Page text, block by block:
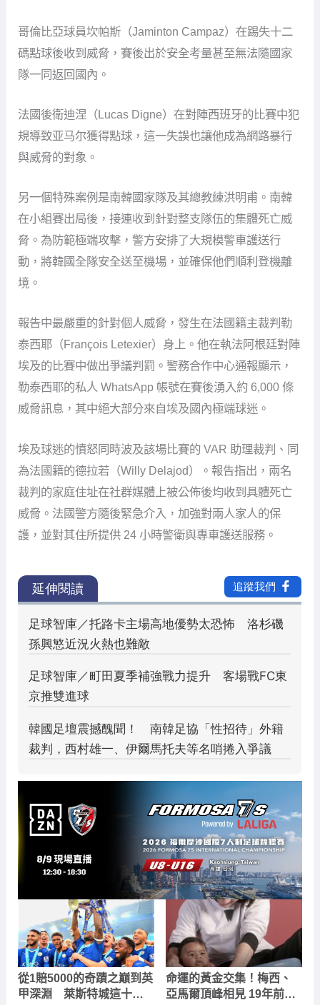
哥倫比亞球員坎帕斯（Jaminton Campaz）在踢失十二
碼點球後收到威脅，賽後出於安全考量甚至無法隨國家
隊一同返回國內。
法國後衛迪涅（Lucas Digne）在對陣西班牙的比賽中犯
規導致亚马尔獲得點球，這一失誤也讓他成為網路暴行
與威脅的對象。
另一個特殊案例是南韓國家隊及其總教練洪明甫。南韓
在小組賽出局後，接連收到針對整支隊伍的集體死亡威
脅。為防範極端攻擊，警方安排了大規模警車護送行
動，將韓國全隊安全送至機場，並確保他們順利登機離
境。
報告中最嚴重的針對個人威脅，發生在法國籍主裁判勒
泰西耶（François Letexier）身上。他在執法阿根廷對陣
埃及的比賽中做出爭議判罰。警務合作中心通報顯示，
勒泰西耶的私人 WhatsApp 帳號在賽後湧入約 6,000 條
威脅訊息，其中絕大部分來自埃及國內極端球迷。
埃及球迷的憤怒同時波及該場比賽的 VAR 助理裁判、同
為法國籍的德拉若（Willy Delajod）。報告指出，兩名
裁判的家庭住址在社群媒體上被公佈後均收到具體死亡
威脅。法國警方隨後緊急介入，加強對兩人家人的保
護，並對其住所提供 24 小時警衛與專車護送服務。
從1賠5000的奇蹟之巔到英
甲深淵 萊斯特城這十年
命運的黃金交集！梅西、
亞馬爾頂峰相見 19年前